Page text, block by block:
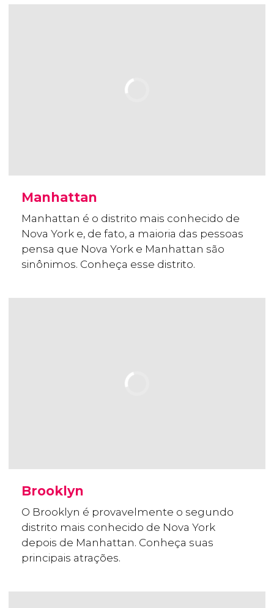
Manhattan
Manhattan é o distrito mais conhecido de
Nova York e, de fato, a maioria das pessoas
pensa que Nova York e Manhattan são
sinônimos. Conheça esse distrito.
Brooklyn
O Brooklyn é provavelmente o segundo
distrito mais conhecido de Nova York
depois de Manhattan. Conheça suas
principais atrações.